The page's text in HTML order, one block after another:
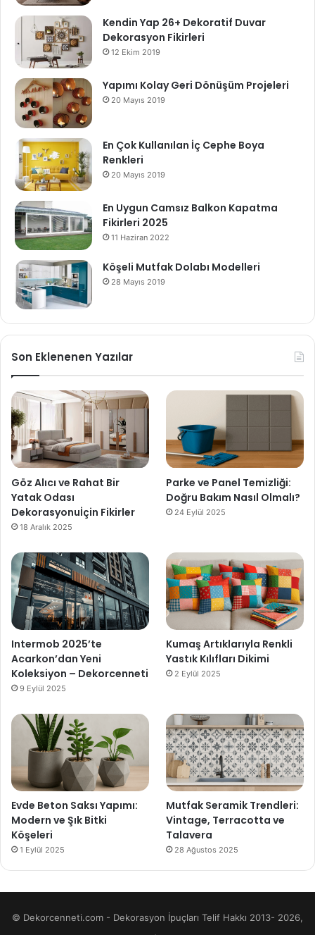
Kendin Yap 26+ Dekoratif Duvar
Dekorasyon Fikirleri
12 Ekim 2019
Yapımı Kolay Geri Dönüşüm Projeleri
20 Mayıs 2019
En Çok Kullanılan İç Cephe Boya
Renkleri
20 Mayıs 2019
En Uygun Camsız Balkon Kapatma
Fikirleri 2025
11 Haziran 2022
Köşeli Mutfak Dolabı Modelleri
28 Mayıs 2019
Son Eklenenen Yazılar
Göz Alıcı ve Rahat Bir
Yatak Odası
Dekorasyonuİçin Fikirler
18 Aralık 2025
Parke ve Panel Temizliği:
Doğru Bakım Nasıl Olmalı?
24 Eylül 2025
Intermob 2025’te
Acarkon’dan Yeni
Koleksiyon – Dekorcenneti
9 Eylül 2025
Kumaş Artıklarıyla Renkli
Yastık Kılıfları Dikimi
2 Eylül 2025
Evde Beton Saksı Yapımı:
Modern ve Şık Bitki
Köşeleri
1 Eylül 2025
Mutfak Seramik Trendleri:
Vintage, Terracotta ve
Talavera
28 Ağustos 2025
© Dekorcenneti.com - Dekorasyon İpuçları Telif Hakkı 2013- 2026,